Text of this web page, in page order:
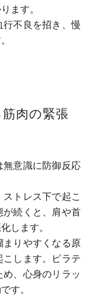
ます。
不良を招き、慢
肉の緊張
無意識に防御反応
トレス下で起こ
が続くと、肩や首
します。
まりやすくなる原
します。
ピラテ
め、心身のリラッ
す。